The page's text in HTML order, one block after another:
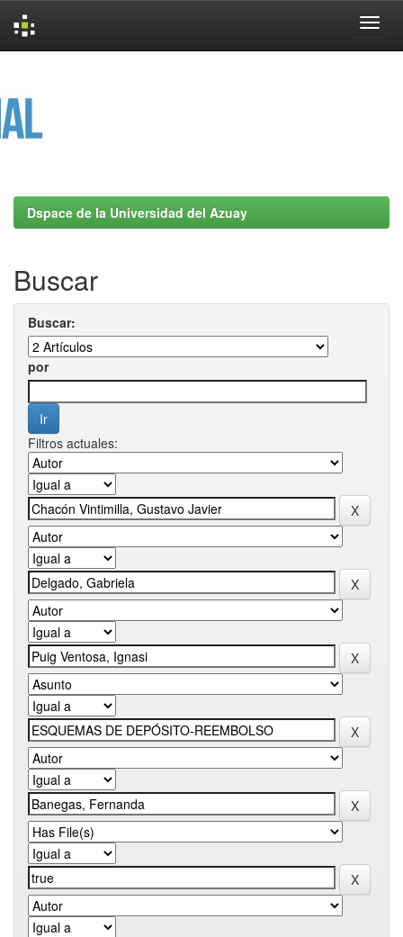
Dspace de la Universidad del Azuay
Buscar
Buscar:
por
Filtros actuales: